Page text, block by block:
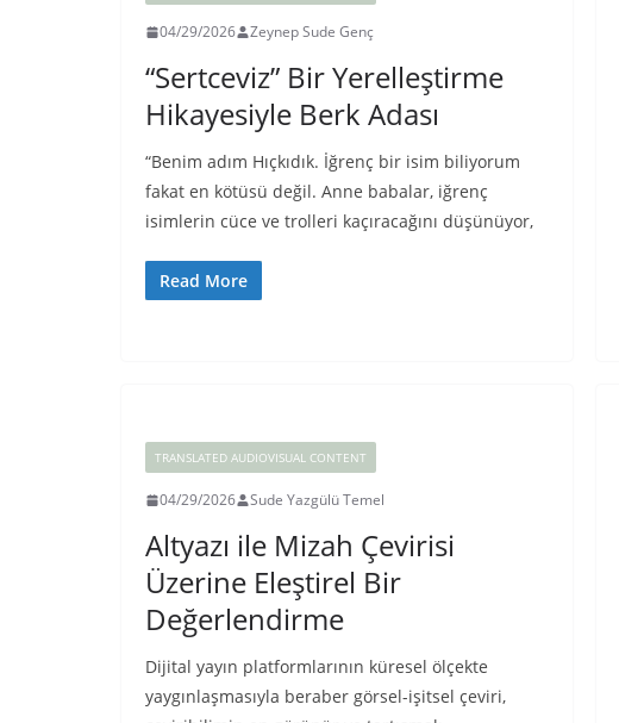
04/29/2026 Zeynep Sude Genç
“Sertceviz” Bir Yerelleştirme
Hikayesiyle Berk Adası
“Benim adım Hıçkıdık. İğrenç bir isim biliyorum
fakat en kötüsü değil. Anne babalar, iğrenç
isimlerin cüce ve trolleri kaçıracağını düşünüyor,
Read More
TRANSLATED AUDIOVISUAL CONTENT
04/29/2026 Sude Yazgülü Temel
Altyazı ile Mizah Çevirisi
Üzerine Eleştirel Bir
Değerlendirme
Dijital yayın platformlarının küresel ölçekte
yaygınlaşmasıyla beraber görsel-işitsel çeviri,